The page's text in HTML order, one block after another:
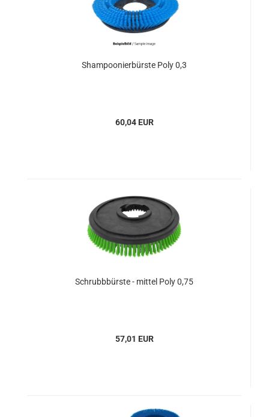
Shampoonierbürste Poly 0,3
60,04 EUR
Schrubbbürste - mittel Poly 0,75
57,01 EUR